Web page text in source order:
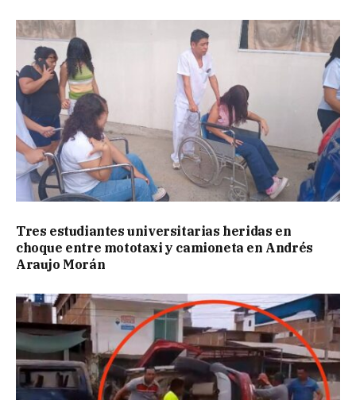
Tres estudiantes universitarias heridas en
choque entre mototaxi y camioneta en Andrés
Araujo Morán